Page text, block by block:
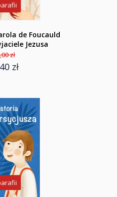
de Foucauld
Jezusa
zł
zł